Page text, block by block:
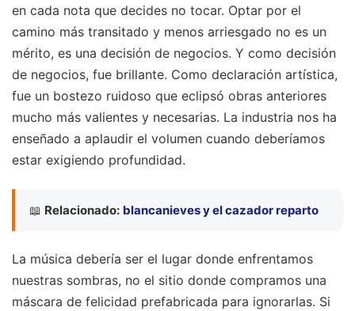
en cada nota que decides no tocar. Optar por el
camino más transitado y menos arriesgado no es un
mérito, es una decisión de negocios. Y como decisión
de negocios, fue brillante. Como declaración artística,
fue un bostezo ruidoso que eclipsó obras anteriores
mucho más valientes y necesarias. La industria nos ha
enseñado a aplaudir el volumen cuando deberíamos
estar exigiendo profundidad.
📖 Relacionado: blancanieves y el cazador reparto
La música debería ser el lugar donde enfrentamos
nuestras sombras, no el sitio donde compramos una
máscara de felicidad prefabricada para ignorarlas. Si